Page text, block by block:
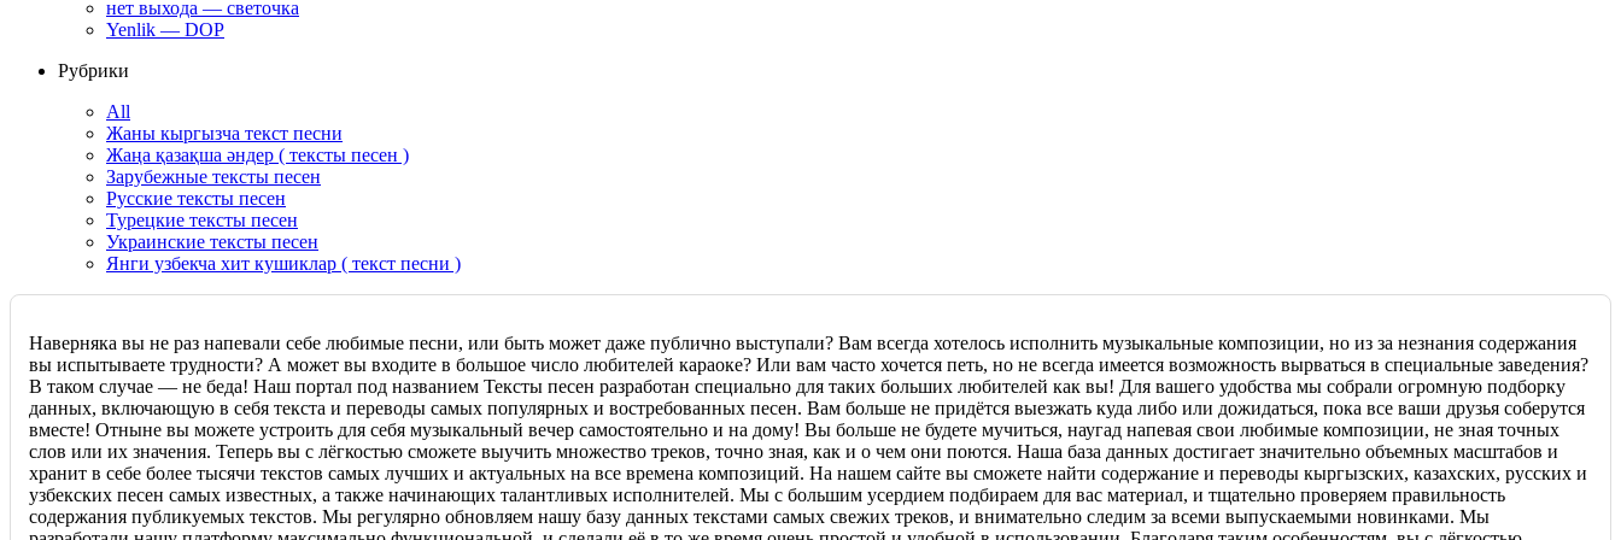
нет выхода — светочка
Yenlik — DOP
Рубрики
All
Жаны кыргызча текст песни
Жаңа қазақша әндер ( тексты песен )
Зарубежные тексты песен
Русские тексты песен
Турецкие тексты песен
Украинские тексты песен
Янги узбекча хит кушиклар ( текст песни )
Наверняка вы не раз напевали себе любимые песни, или быть может даже публично выступали? Вам всегда хотелось исполнить музыкальные композиции, но из за незнания содержания
вы испытываете трудности? А может вы входите в большое число любителей караоке? Или вам часто хочется петь, но не всегда имеется возможность вырваться в специальные заведения?
В таком случае — не беда! Наш портал под названием Тексты песен разработан специально для таких больших любителей как вы! Для вашего удобства мы собрали огромную подборку
данных, включающую в себя текста и переводы самых популярных и востребованных песен. Вам больше не придётся выезжать куда либо или дожидаться, пока все ваши друзья соберутся
вместе! Отныне вы можете устроить для себя музыкальный вечер самостоятельно и на дому! Вы больше не будете мучиться, наугад напевая свои любимые композиции, не зная точных
слов или их значения. Теперь вы с лёгкостью сможете выучить множество треков, точно зная, как и о чем они поются. Наша база данных достигает значительно объемных масштабов и
хранит в себе более тысячи текстов самых лучших и актуальных на все времена композиций. На нашем сайте вы сможете найти содержание и переводы кыргызских, казахских, русских и
узбекских песен самых известных, а также начинающих талантливых исполнителей. Мы с большим усердием подбираем для вас материал, и тщательно проверяем правильность
содержания публикуемых текстов. Мы регулярно обновляем нашу базу данных текстами самых свежих треков, и внимательно следим за всеми выпускаемыми новинками. Мы